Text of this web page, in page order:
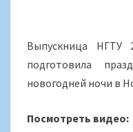
Выпускница НГТУ
подготовила
новогодней ночи в
Посмотреть видео: